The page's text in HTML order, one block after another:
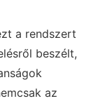
a rendszert
beszélt,
az